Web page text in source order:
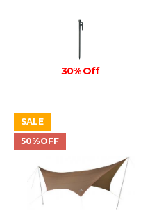
30% Off
SALE
50%OFF